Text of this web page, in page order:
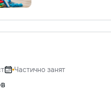
Частично занят